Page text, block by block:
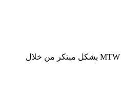
كيسنرت ديسيبل 8 طحن الاعلى لدغ التلقائي طاحونة مطحنة mtm متوسطة السرعة هي أداة عالمية رائدة لطحن المسحوق. مطحنة MTW تم تصميم MTW European Grinding Mill بشكل مبتكر من خلال